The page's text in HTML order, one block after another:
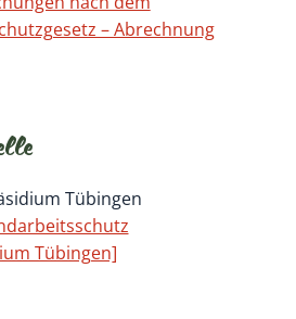
– Abrechnung
Tübingen
Tübingen]